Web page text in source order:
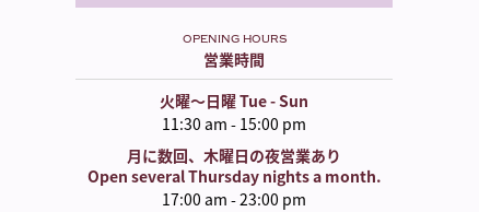
OPENING HOURS
営業時間
火曜〜日曜 Tue - Sun
11:30 am - 15:00 pm
月に数回、木曜日の夜営業あり
Open several Thursday nights a month.
17:00 am - 23:00 pm